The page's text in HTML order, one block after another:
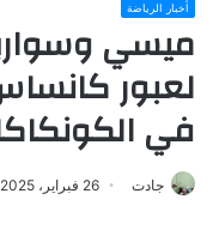
أخبار الرياضة
ميسي
في
جادت 26 فبراير، 2025